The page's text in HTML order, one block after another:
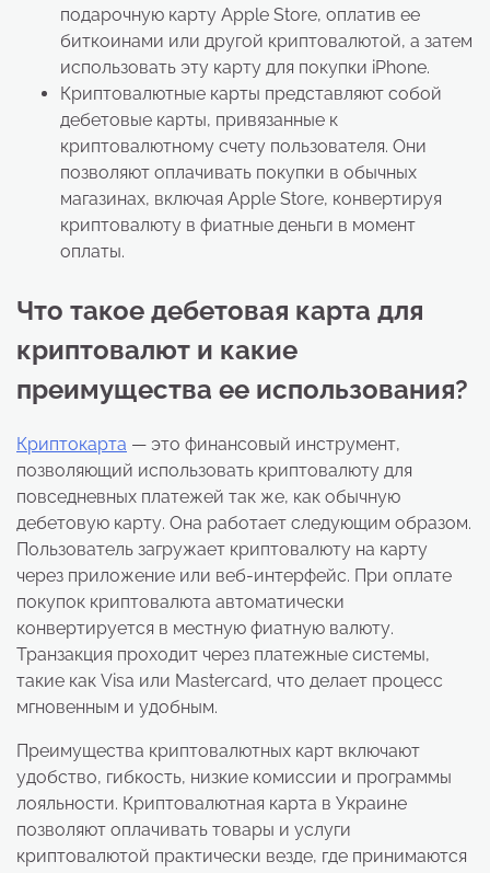
подарочную карту Apple Store, оплатив ее
биткоинами или другой криптовалютой, а затем
использовать эту карту для покупки iPhone.
Криптовалютные карты представляют собой
дебетовые карты, привязанные к
криптовалютному счету пользователя. Они
позволяют оплачивать покупки в обычных
магазинах, включая Apple Store, конвертируя
криптовалюту в фиатные деньги в момент
оплаты.
Что такое дебетовая карта для
криптовалют и какие
преимущества ее использования?
Криптокарта — это финансовый инструмент,
позволяющий использовать криптовалюту для
повседневных платежей так же, как обычную
дебетовую карту. Она работает следующим образом.
Пользователь загружает криптовалюту на карту
через приложение или веб-интерфейс. При оплате
покупок криптовалюта автоматически
конвертируется в местную фиатную валюту.
Транзакция проходит через платежные системы,
такие как Visa или Mastercard, что делает процесс
мгновенным и удобным.
Преимущества криптовалютных карт включают
удобство, гибкость, низкие комиссии и программы
лояльности. Криптовалютная карта в Украине
позволяют оплачивать товары и услуги
криптовалютой практически везде, где принимаются